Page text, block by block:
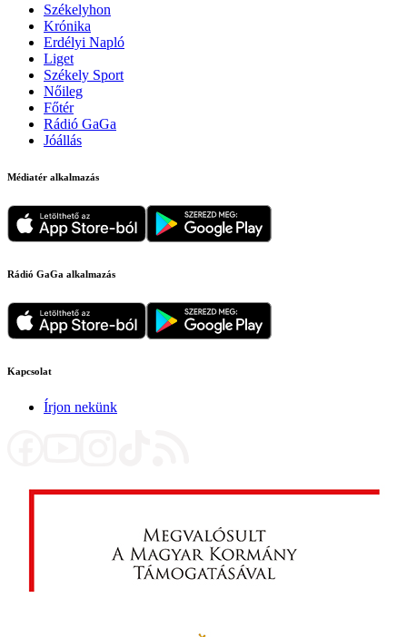
Székelyhon
Krónika
Erdélyi Napló
Liget
Székely Sport
Nőileg
Főtér
Rádió GaGa
Jóállás
Médiatér alkalmazás
Rádió GaGa alkalmazás
Kapcsolat
Írjon nekünk